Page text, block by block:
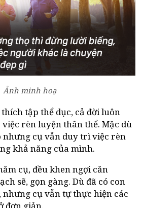
Ảnh minh hoạ
tập thể dục, cả đời luôn
rèn luyện thân thể. Mặc dù
nhưng cụ vẫn duy trì việc rèn
khả năng của mình.
cụ, đều khen ngợi căn
sẽ, gọn gàng. Dù đã có con
nhưng cụ vẫn tự thực hiện các
đơn giản.